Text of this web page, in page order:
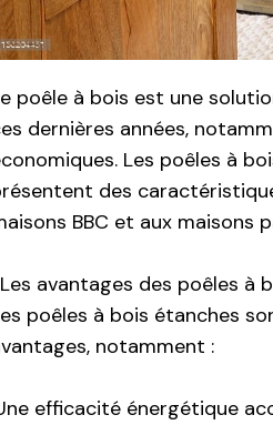
poêle à bois est une
dernières années,
Les poêles à
des
BBC et aux maisons
avantages des poêles à
poêles à bois étanches
notamment :
efficacité énergétique